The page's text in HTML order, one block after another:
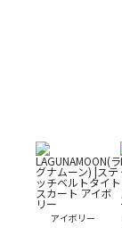
アイボリー